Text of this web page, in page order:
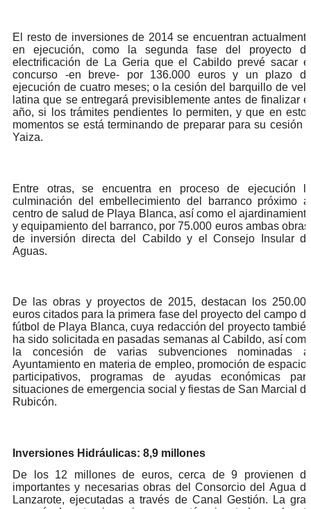
El resto de inversiones de 2014 se encuentran
en ejecución, como la segunda fase del proyecto
electrificación de La Geria que el Cabildo prevé sacar
concurso -en breve- por 136.000 euros y un plazo
ejecución de cuatro meses; o la cesión del barquillo de
latina que se entregará previsiblemente antes de finalizar
año, si los trámites pendientes lo permiten, y que en
momentos se está terminando de preparar para su cesión
Yaiza.
Entre otras, se encuentra en proceso de ejecución
culminación del embellecimiento del barranco próximo
centro de salud de Playa Blanca, así como el
y equipamiento del barranco, por 75.000 euros ambas
de inversión directa del Cabildo y el Consejo Insular
Aguas.
De las obras y proyectos de 2015, destacan los
euros citados para la primera fase del proyecto del campo
fútbol de Playa Blanca, cuya redacción del proyecto
ha sido solicitada en pasadas semanas al Cabildo, así
la concesión de varias subvenciones nominadas
Ayuntamiento en materia de empleo, promoción de
participativos, programas de ayudas económicas
situaciones de emergencia social y fiestas de San Marcial
Rubicón.
Inversiones Hidráulicas: 8,9 millones
De los 12 millones de euros, cerca de 9 provienen
importantes y necesarias obras del Consorcio del Agua
Lanzarote, ejecutadas a través de Canal Gestión. La